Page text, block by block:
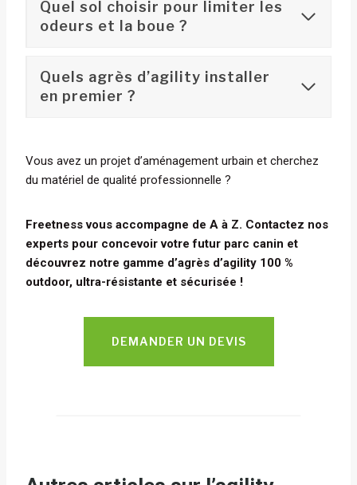
Quel sol choisir pour limiter les
odeurs et la boue ?
Quels agrès d’agility installer
en premier ?
Vous avez un projet d’aménagement urbain et cherchez
du matériel de qualité professionnelle ?
Freetness vous accompagne de A à Z. Contactez nos
experts pour concevoir votre futur parc canin et
découvrez notre gamme d’agrès d’agility 100 %
outdoor, ultra-résistante et sécurisée !
DEMANDER UN DEVIS